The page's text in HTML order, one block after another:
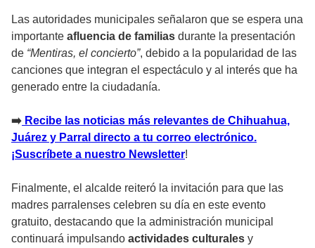
Las autoridades municipales señalaron que se espera una
importante afluencia de familias durante la presentación
de “Mentiras, el concierto”, debido a la popularidad de las
canciones que integran el espectáculo y al interés que ha
generado entre la ciudadanía.
➡️ Recibe las noticias más relevantes de Chihuahua,
Juárez y Parral directo a tu correo electrónico.
¡Suscríbete a nuestro Newsletter!
Finalmente, el alcalde reiteró la invitación para que las
madres parralenses celebren su día en este evento
gratuito, destacando que la administración municipal
continuará impulsando actividades culturales y